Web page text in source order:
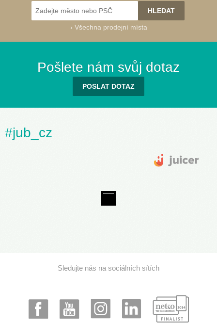
› Všechna prodejní místa
Pošlete nám svůj dotaz
POSLAT DOTAZ
#jub_cz
Sledujte nás na sociálních sítích